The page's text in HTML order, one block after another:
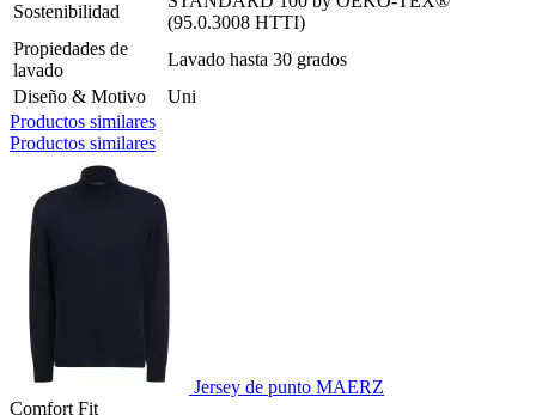
Sostenibilidad
(95.0.3008 HTTI)
Propiedades de
lavado
Lavado hasta 30 grados
Diseño & Motivo
Uni
Productos similares
Productos similares
Jersey de punto MAERZ
Comfort Fit